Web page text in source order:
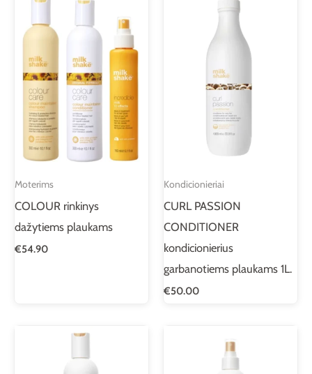
Moterims
COLOUR rinkinys
dažytiems plaukams
€54.90
Kondicionieriai
CURL PASSION
CONDITIONER
kondicionierius
garbanotiems plaukams 1L.
€50.00